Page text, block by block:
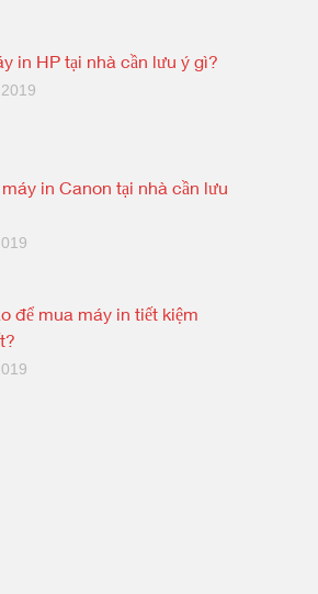
in HP tại nhà cần lưu ý gì?
in Canon tại nhà cần lưu
để mua máy in tiết kiệm